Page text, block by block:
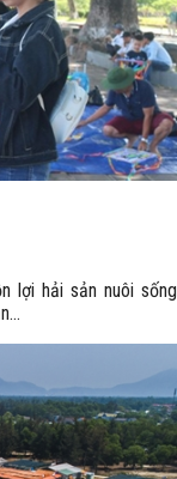
lợi hải sản nuôi sống